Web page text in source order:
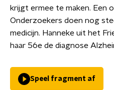
krijgt ermee te maken. Een
Onderzoekers doen nog
medicijn. Hanneke uit het
haar 56e de diagnose
Speel fragment af